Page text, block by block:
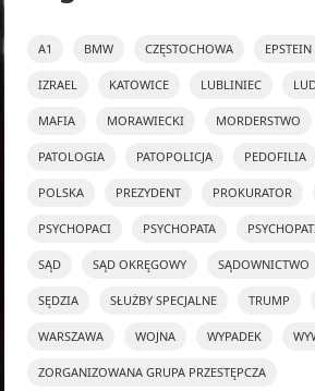
A1 BMW CZĘSTOCHOWA EPSTEIN
IZRAEL KATOWICE LUBLINIEC
MAFIA MORAWIECKI MORDERSTWO
PATOLOGIA PATOPOLICJA PEDOFILIA
POLSKA PREZYDENT PROKURATOR
PSYCHOPACI PSYCHOPATA
SĄD SĄD OKRĘGOWY SĄDOWNICTWO
SĘDZIA SŁUŻBY SPECJALNE TRUMP
WARSZAWA WOJNA WYPADEK
ZORGANIZOWANA GRUPA PRZESTĘPCZA